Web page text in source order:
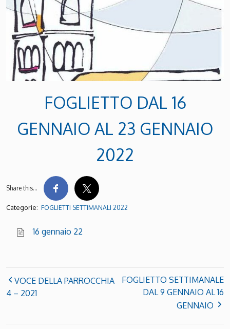
FOGLIETTO DAL 16
GENNAIO AL 23 GENNAIO
2022
Share this…
Categorie: FOGLIETTI SETTIMANALI 2022
16 gennaio 22
VOCE DELLA PARROCCHIA
4 – 2021
FOGLIETTO SETTIMANALE
DAL 9 GENNAIO AL 16
GENNAIO